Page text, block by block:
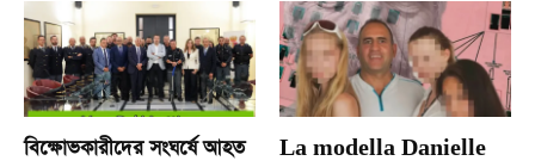
বিক্ষোভকারীদের সংঘর্ষে আহত
La modella Danielle